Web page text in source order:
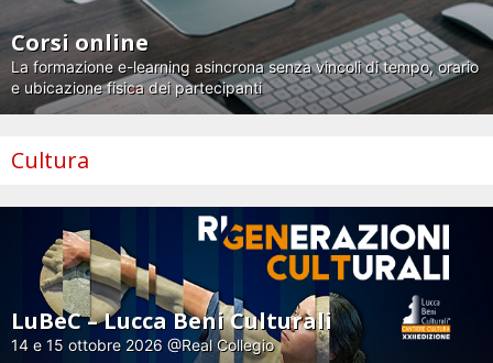
Corsi online
La formazione e-learning asincrona senza vincoli di tempo, orario
e ubicazione fisica dei partecipanti
Cultura
LuBeC – Lucca Beni Culturali
14 e 15 ottobre 2026 @Real Collegio